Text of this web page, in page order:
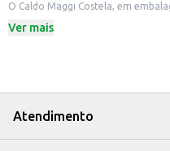
O Caldo Maggi Costela, em
busca praticidade na cozinha, ele
Tempere carnes, aves e peixes
Use como base para molhos e
Com o Caldo Maggi Costela, você
Ver mais
Atendimento